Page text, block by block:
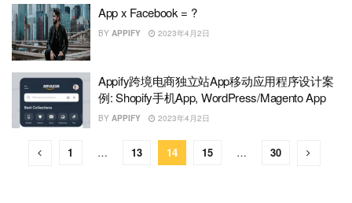
App x Facebook = ?
BY APPIFY 2023年4月2日
Appify跨境电商独立站App移动应用程序设计案
例: Shopify手机App, WordPress/Magento App
BY APPIFY 2023年4月2日
1 … 13 14 15 … 30